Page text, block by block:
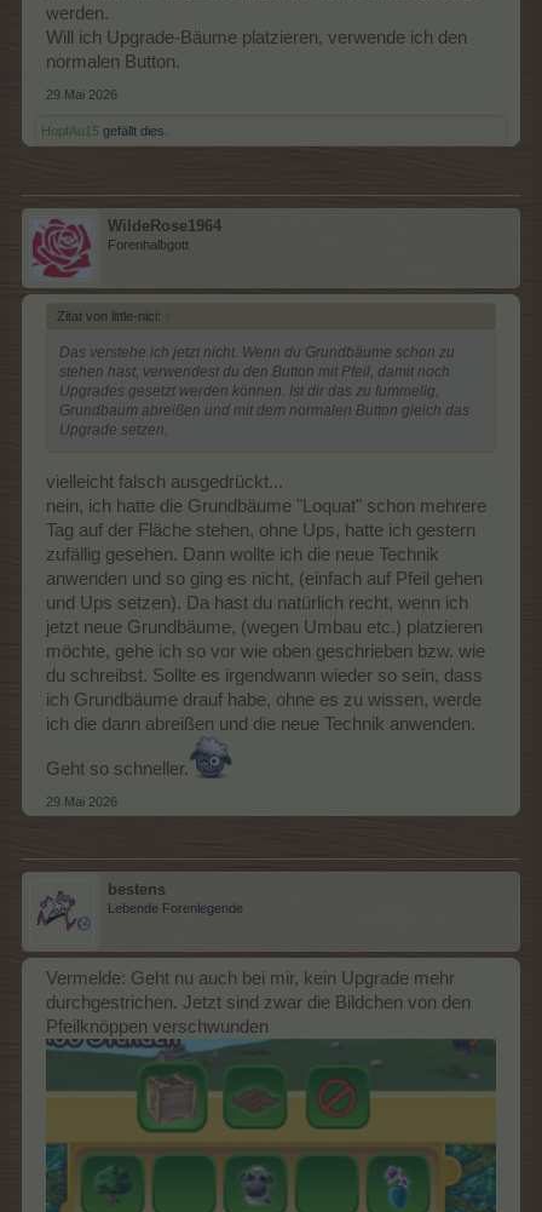
werden.
Will ich Upgrade-Bäume platzieren, verwende ich den
normalen Button.
29 Mai 2026
HopfAu15 gefällt dies.
WildeRose1964
Forenhalbgott
Zitat von little-nici: ↑
Das verstehe ich jetzt nicht. Wenn du Grundbäume schon zu
stehen hast, verwendest du den Button mit Pfeil, damit noch
Upgrades gesetzt werden können. Ist dir das zu fummelig,
Grundbaum abreißen und mit dem normalen Button gleich das
Upgrade setzen.
vielleicht falsch ausgedrückt...
nein, ich hatte die Grundbäume "Loquat" schon mehrere
Tag auf der Fläche stehen, ohne Ups, hatte ich gestern
zufällig gesehen. Dann wollte ich die neue Technik
anwenden und so ging es nicht, (einfach auf Pfeil gehen
und Ups setzen). Da hast du natürlich recht, wenn ich
jetzt neue Grundbäume, (wegen Umbau etc.) platzieren
möchte, gehe ich so vor wie oben geschrieben bzw. wie
du schreibst. Sollte es irgendwann wieder so sein, dass
ich Grundbäume drauf habe, ohne es zu wissen, werde
ich die dann abreißen und die neue Technik anwenden.
Geht so schneller.
29 Mai 2026
bestens
Lebende Forenlegende
Vermelde: Geht nu auch bei mir, kein Upgrade mehr
durchgestrichen. Jetzt sind zwar die Bildchen von den
Pfeilknöppen verschwunden